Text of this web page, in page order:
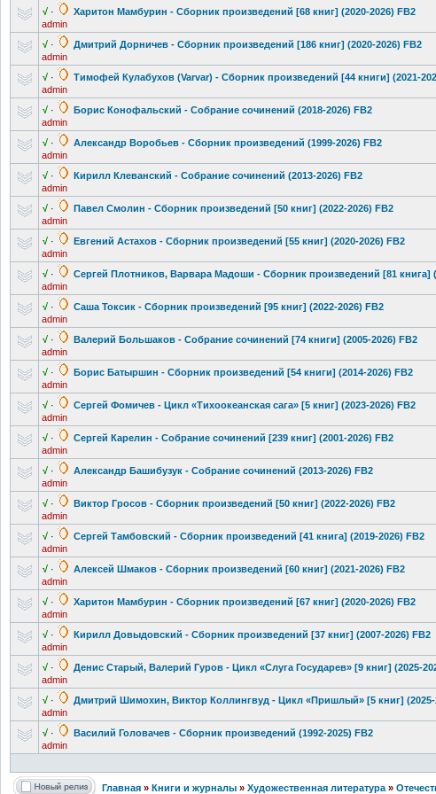
√ · Харитон Мамбурин - Сборник произведений [68 книг] (2020-2026) FB2
admin
√ · Дмитрий Дорничев - Сборник произведений [186 книг] (2020-2026) FB2
admin
√ · Тимофей Кулабухов (Varvar) - Cборник произведений [44 книги] (2021-
admin
√ · Борис Конофальский - Собрание сочинений (2018-2026) FB2
admin
√ · Александр Воробьев - Сбoрник прoизведений (1999-2026) FB2
admin
√ ·
Кирилл Клеванский - Собрание сочинений (2013-2026) FB2
admin
√ · Павел Смолин - Сборник произведений [50 книг] (2022-2026) FB2
admin
√ · Евгений Астахов - Сборник произведений [55 книг] (2020-2026) FB2
admin
√ · Сергей Плотников, Варвара Мадоши - Сборник произведений [81 книга]
admin
√ · Саша Токсик - Сборник произведений [95 книг] (2022-2026) FB2
admin
√ ·
Валерий Большаков - Собрание сочинений [74 книги] (2005-2026) FB2
admin
√ · Борис Батыршин - Сборник произведений [54 книги] (2014-2026) FB2
admin
√ · Сергей Фомичев - Цикл «Тихоокеанская сага» [5 книг] (2023-2026) FB2
admin
√ ·
Сергей Карелин - Собрание сочинений [239 книг] (2001-2026) FB2
admin
√ ·
Александр Башибузук - Собрание сочинений (2013-2026) FB2
admin
√ · Виктор Гросов - Сборник произведений [50 книг] (2022-2026) FB2
admin
√ · Сергей Тамбовский - Сборник произведений [41 книга] (2019-2026) FB2
admin
√ · Алексей Шмаков - Сборник произведений [60 книг] (2021-2026) FB2
admin
√ · Харитон Мамбурин - Сборник произведений [67 книг] (2020-2026) FB2
admin
√ · Кирилл Довыдовский - Сборник произведений [37 книг] (2007-2026) FB2
admin
√ ·
Денис Старый, Валерий Гуров - Цикл «Слуга Государев» [9 книг] (2025-
admin
√ ·
Дмитрий Шимохин, Виктор Коллингвуд - Цикл «Пришлый» [5 книг] (2025-
admin
√ · Василий Головачев - Сборник произведений (1992-2025) FB2
admin
Главная » Книги и журналы » Художественная литература »